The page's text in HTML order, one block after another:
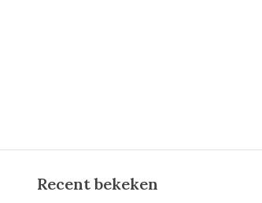
Recent bekeken